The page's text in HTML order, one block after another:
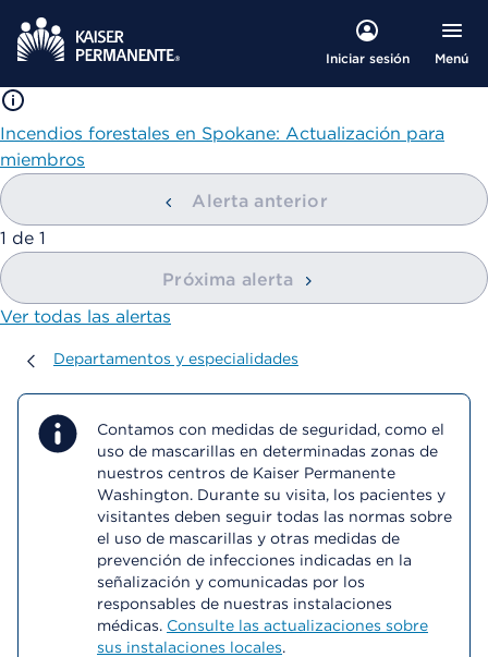
Iniciar sesión Menú
Incendios forestales en Spokane: Actualización para
miembros
Alerta anterior
mostrando
1 de 1
Próxima alerta
Ver todas las alertas
Departamentos y especialidades
Departamentos y especialidades
Contamos con medidas de seguridad, como el
uso de mascarillas en determinadas zonas de
nuestros centros de Kaiser Permanente
Washington. Durante su visita, los pacientes y
visitantes deben seguir todas las normas sobre
el uso de mascarillas y otras medidas de
prevención de infecciones indicadas en la
señalización y comunicadas por los
responsables de nuestras instalaciones
médicas. Consulte las actualizaciones sobre
sus instalaciones locales.